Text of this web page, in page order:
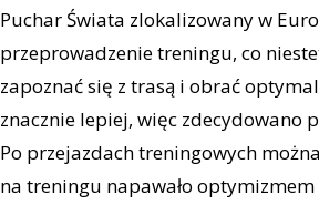
Puchar Świata zlokalizowany w
przeprowadzenie treningu, co
zapoznać się z trasą i obrać
znacznie lepiej, więc zdecydowano
Po przejazdach treningowych
na treningu napawało